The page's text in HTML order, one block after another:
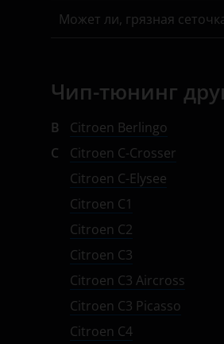
Opel
Porsche
Renault
Saab
Seat
Skoda
Smart
SsangYong
Subaru
Может ли, грязная
Чип-тюнинг
B
Citroen Berlingo
C
Citroen C-Crosser
Citroen C-Elysee
Citroen C1
Citroen C2
Citroen C3
Citroen C3 Aircross
Citroen C3 Picasso
Citroen C4